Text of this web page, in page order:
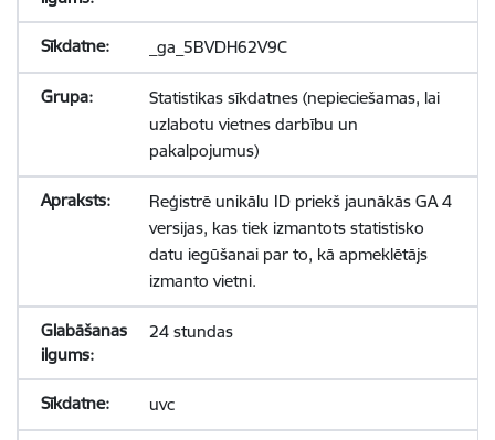
_ga_5BVDH62V9C
Statistikas sīkdatnes (nepieciešamas, lai
uzlabotu vietnes darbību un
pakalpojumus)
Reģistrē unikālu ID priekš jaunākās GA 4
versijas, kas tiek izmantots statistisko
datu iegūšanai par to, kā apmeklētājs
izmanto vietni.
24 stundas
uvc